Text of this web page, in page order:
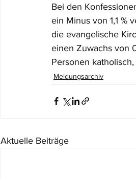
Bei den
ein Minus von 1,1 %
die evangelische
einen Zuwachs von
Personen
Meldungsarchiv
Aktuelle Beiträge